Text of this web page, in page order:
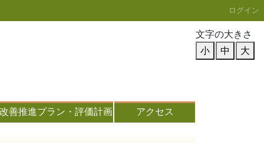
ログイン
文字の大きさ
小
中 大
善推進プラン・評価計画 アクセス